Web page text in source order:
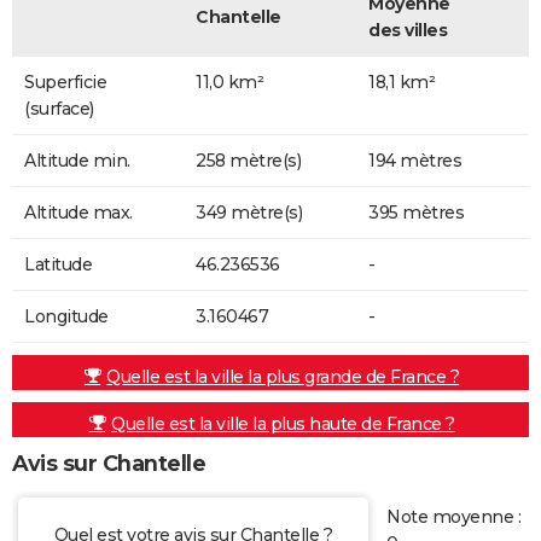
Chantelle
des villes
Superficie
(surface)
11,0 km² 18,1 km²
Altitude min. 258 mètre(s) 194 mètres
Altitude max. 349 mètre(s) 395 mètres
Latitude 46.236536 -
Longitude 3.160467 -
Quelle est la ville la plus grande de France ?
Quelle est la ville la plus haute de France ?
Avis sur Chantelle
Quel est votre avis sur Chantelle ?
Note moyenne :